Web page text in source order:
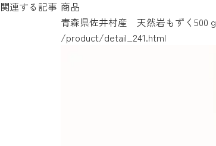
関連する記事 商品
青森県佐井村産 天然岩もずく500ｇ
/product/detail_241.html